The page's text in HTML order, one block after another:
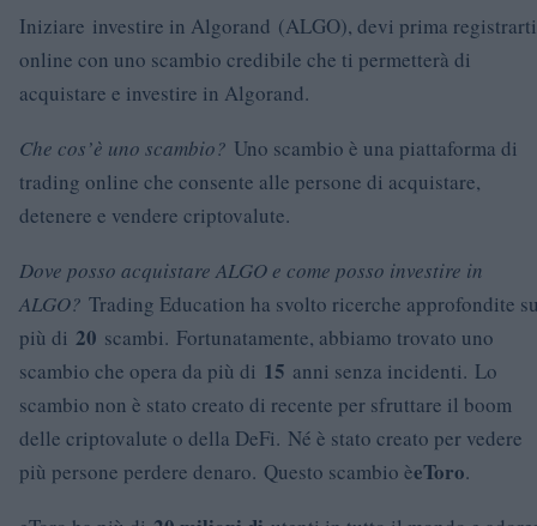
Iniziare investire in Algorand (ALGO), devi prima registrarti
online con uno scambio credibile che ti permetterà di
acquistare e investire in Algorand.
Che cos’è uno scambio? Uno scambio è una piattaforma di
trading online che consente alle persone di acquistare,
detenere e vendere criptovalute.
Dove posso acquistare ALGO e come posso investire in
ALGO? Trading Education ha svolto ricerche approfondite
più di 20 scambi. Fortunatamente, abbiamo trovato uno
scambio che opera da più di 15 anni senza incidenti. Lo
scambio non è stato creato di recente per sfruttare il boom
delle criptovalute o della DeFi. Né è stato creato per vedere
più persone perdere denaro. Questo scambio èeToro.